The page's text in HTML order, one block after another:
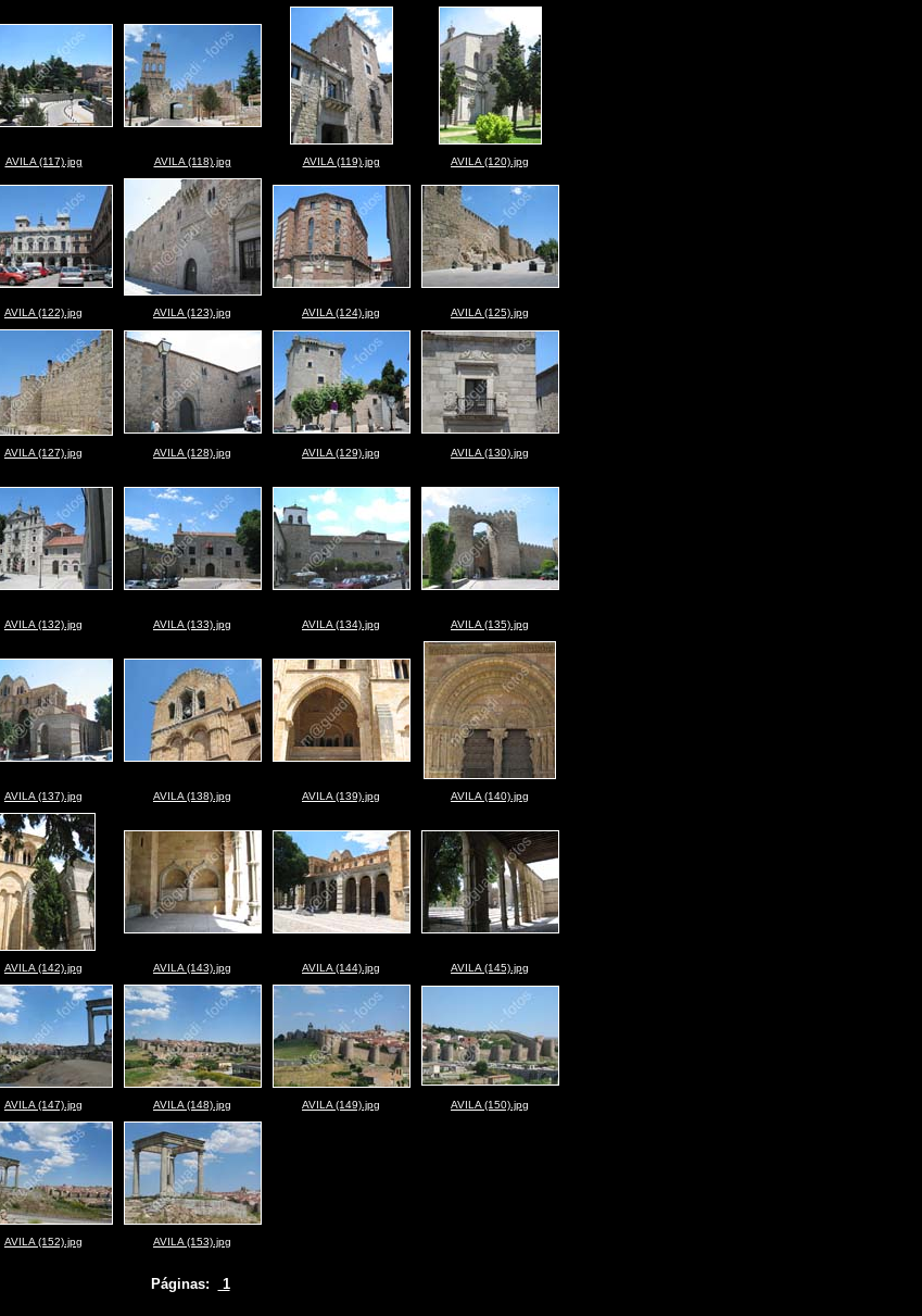
AVILA (117).jpg AVILA (118).jpg AVILA (119).jpg AVILA (120).jpg
AVILA (122).jpg AVILA (123).jpg AVILA (124).jpg AVILA (125).jpg
AVILA (127).jpg AVILA (128).jpg AVILA (129).jpg AVILA (130).jpg
AVILA (132).jpg AVILA (133).jpg AVILA (134).jpg AVILA (135).jpg
AVILA (137).jpg AVILA (138).jpg AVILA (139).jpg AVILA (140).jpg
AVILA (142).jpg AVILA (143).jpg AVILA (144).jpg AVILA (145).jpg
AVILA (147).jpg AVILA (148).jpg AVILA (149).jpg AVILA (150).jpg
AVILA (152).jpg AVILA (153).jpg
Páginas: 1